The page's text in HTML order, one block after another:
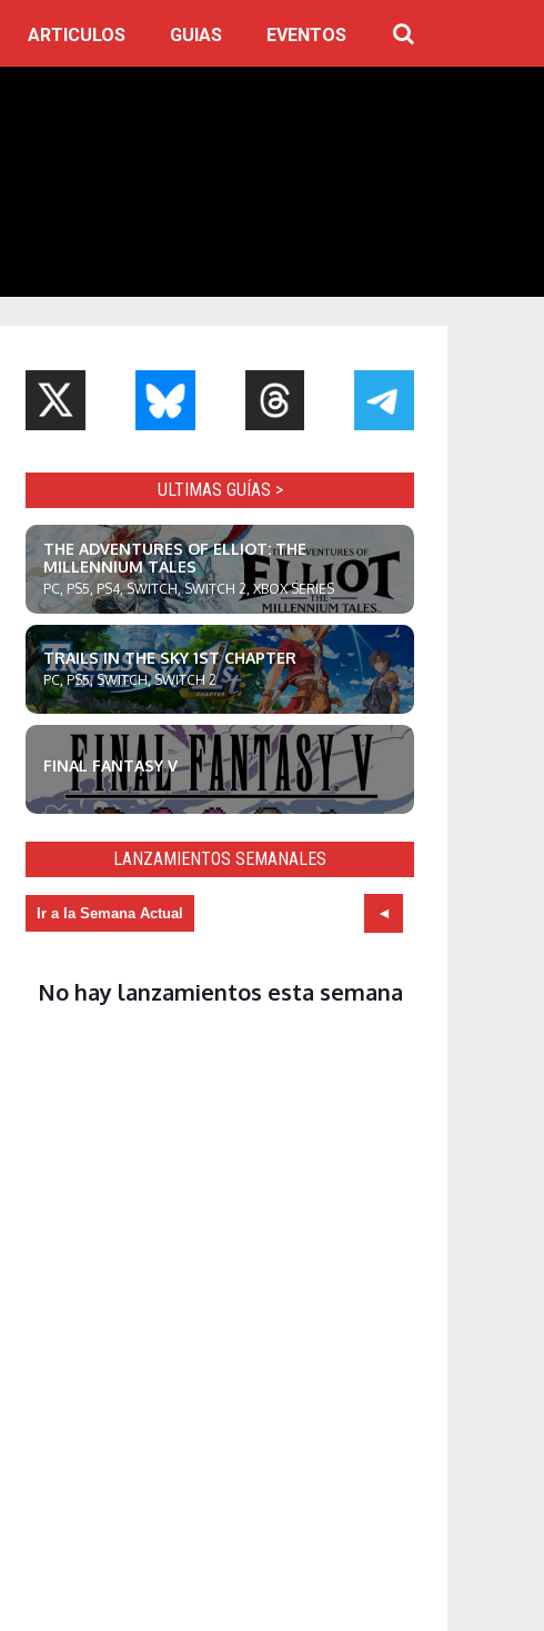
ARTICULOS GUIAS EVENTOS
ULTIMAS GUÍAS >
THE ADVENTURES OF ELLIOT: THE
MILLENNIUM TALES
PC, PS5, PS4, SWITCH, SWITCH 2, XBOX SERIES
TRAILS IN THE SKY 1ST CHAPTER
PC, PS5, SWITCH, SWITCH 2
FINAL FANTASY V
LANZAMIENTOS SEMANALES
Ir a la Semana Actual
No hay lanzamientos esta semana